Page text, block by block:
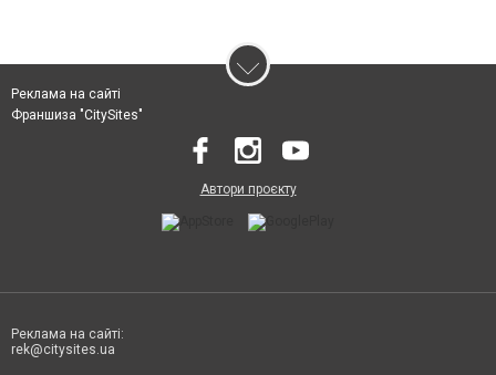
Реклама на сайті
Франшиза "CitySites"
Автори проєкту
Реклама на сайті:
rek@citysites.ua